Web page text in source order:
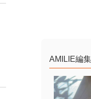
AMILIE編